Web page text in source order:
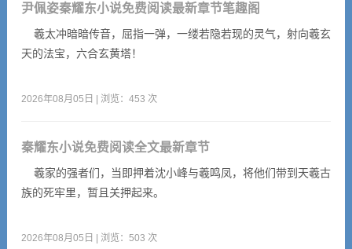
尹佩姿秦耀东小说免费阅读最新章节笔趣阁
羲太冲暗暗传音，屈指一弹，一缕若隐若现的灵气，射向羲玄
天的法宝，六合玄黄塔！
2026年08月05日 | 浏览：453 次
秦耀东小说免费阅读全文最新章节
羲家的强者们，当即押着沈小峰与羲鸣凤，将他们带到天羲古
族的死牢里，暂且关押起来。
2026年08月05日 | 浏览：503 次